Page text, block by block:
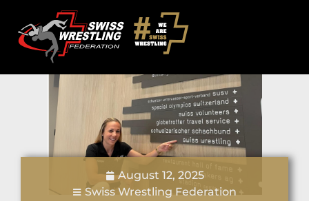
August 12, 2025
Swiss Wrestling Federation